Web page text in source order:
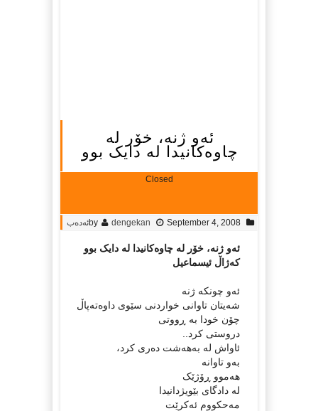
ئه‌و ژنه‌، خۆر له‌
چاوه‌کانیدا له‌ دایک بوو
Closed
by dengekan September 4, 2008 ئەدەب
ئه‌و ژنه‌، خۆر له‌ چاوه‌کانیدا له‌ دایک بوو
که‌ژاڵ ئیسماعیل
ئه‌و چونکه‌ ژنه‌
شه‌یتان تاوانی خواردنی سێوی داوه‌ته‌پاڵ
چۆن خودا به‌ ڕووتی
دروستی کرد..
ئاواش له‌ به‌هه‌شت ده‌ری کرد،
به‌و تاوانه‌
هه‌موو ڕۆژێک
له‌ دادگای بێویژدانیدا
مه‌حکووم ئه‌کرێت